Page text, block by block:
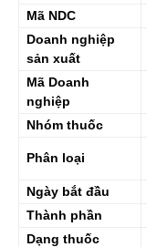
Mã NDC
Doanh nghiệp
sản xuất
Mã Doanh
nghiệp
Nhóm thuốc
Phân loại
Ngày bắt đầu
Thành phần
Dạng thuốc